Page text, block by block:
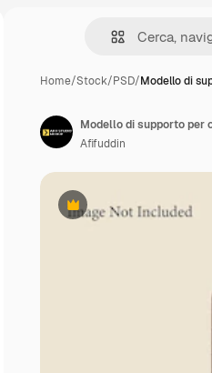
Home/Stock/PSD/Modello di
Premium
Modello di supporto per
Afifuddin